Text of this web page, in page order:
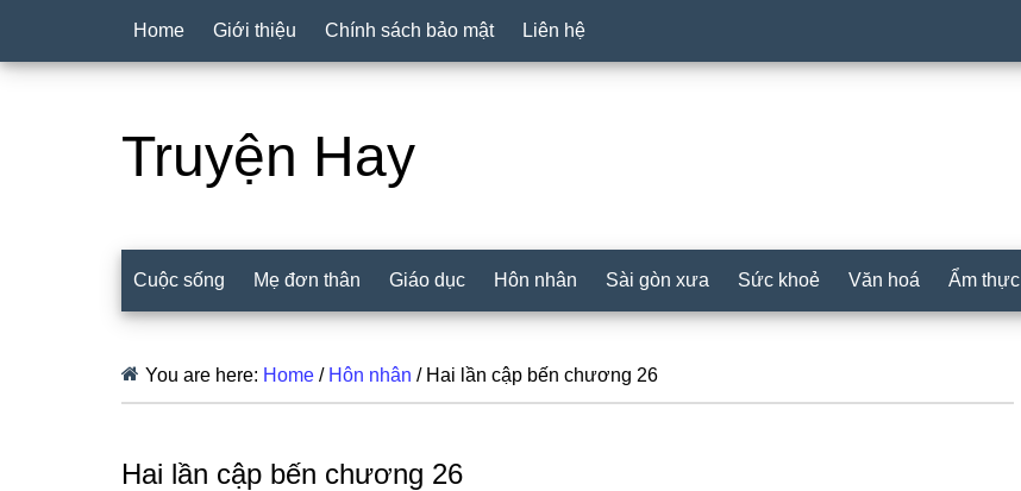
Home Giới thiệu Chính sách bảo mật Liên hệ
Truyện Hay
Cuộc sống Mẹ đơn thân Giáo dục Hôn nhân Sài gòn xưa Sức khoẻ Văn hoá Ẩm thực
You are here: Home / Hôn nhân /Hai lần cập bến chương 26
Hai lần cập bến chương 26